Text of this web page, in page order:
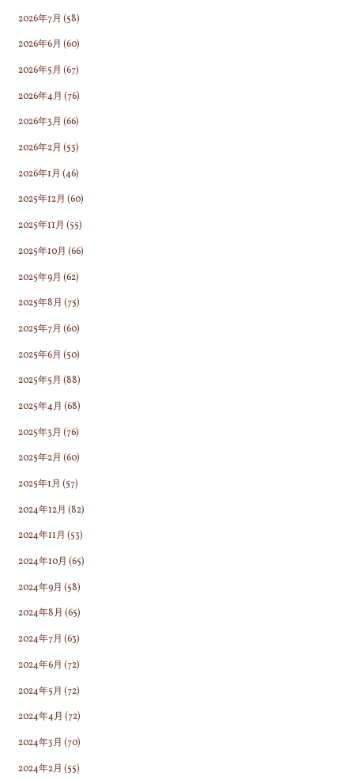
2026年7月 (58)
2026年6月 (60)
2026年5月 (67)
2026年4月 (76)
2026年3月 (66)
2026年2月 (53)
2026年1月 (46)
2025年12月 (60)
2025年11月 (55)
2025年10月 (66)
2025年9月 (62)
2025年8月 (75)
2025年7月 (60)
2025年6月 (50)
2025年5月 (88)
2025年4月 (68)
2025年3月 (76)
2025年2月 (60)
2025年1月 (57)
2024年12月 (82)
2024年11月 (53)
2024年10月 (65)
2024年9月 (58)
2024年8月 (65)
2024年7月 (63)
2024年6月 (72)
2024年5月 (72)
2024年4月 (72)
2024年3月 (70)
2024年2月 (55)